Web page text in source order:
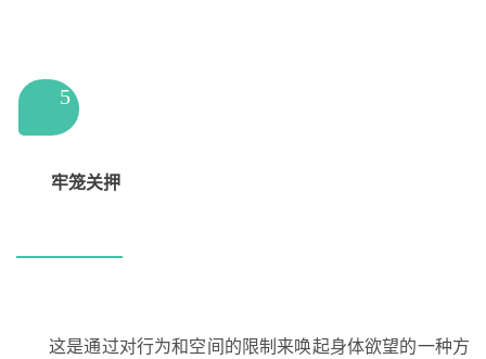
5
牢笼关押
这是通过对行为和空间的限制来唤起身体欲望的一种方